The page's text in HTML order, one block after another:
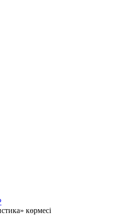
көрмесі